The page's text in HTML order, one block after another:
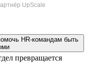
UpScale
HR-командам быть
превращается